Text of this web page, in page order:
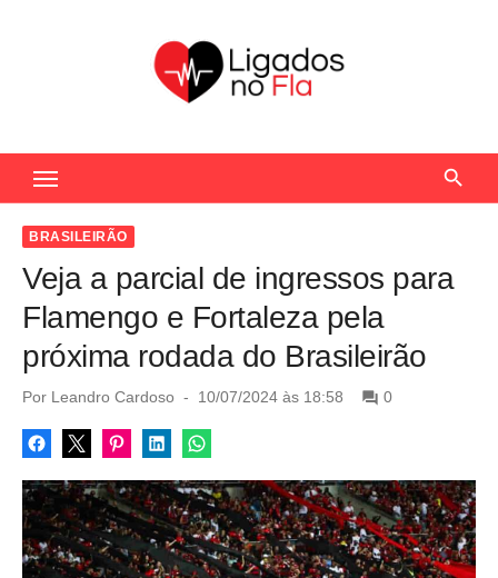
c
BRASILEIRÃO
Veja a parcial de ingressos para
Flamengo e Fortaleza pela
próxima rodada do Brasileirão
Por Leandro Cardoso
P
s
t
d
o
n
10/07/2024 às 18:58 0